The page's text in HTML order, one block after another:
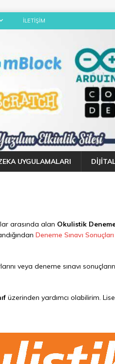
İLETIŞIM
UYGULAMALARI
arasında alan Okulistik
Deneme Sınavı
veya deneme sınavı
üzerinden yardımcı olabilirim.